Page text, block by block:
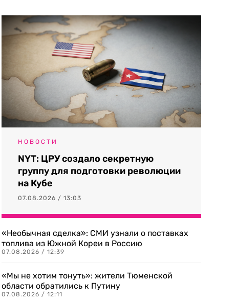
НОВОСТИ
NYT: ЦРУ создало секретную
группу для подготовки революции
на Кубе
07.08.2026 / 13:03
«Необычная сделка»: СМИ узнали о поставках
топлива из Южной Кореи в Россию
07.08.2026 / 12:39
«Мы не хотим тонуть»: жители Тюменской
области обратились к Путину
07.08.2026 / 12:11